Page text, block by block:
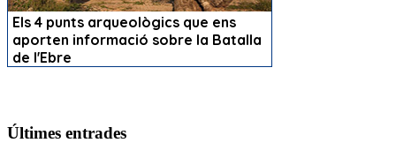
Últimes entrades